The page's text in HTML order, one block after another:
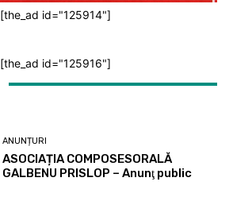
[the_ad id="125914"]
[the_ad id="125916"]
ANUNȚURI
ASOCIAȚIA COMPOSESORALĂ
GALBENU PRISLOP – Anunţ public